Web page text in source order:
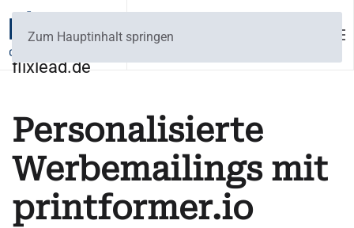
Zum Hauptinhalt springen
flixlead.de
Personalisierte
Werbemailings mit
printformer.io